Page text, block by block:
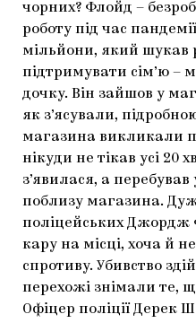
чорних? Флойд –
роботу під час
мільйони, який шукав
підтримувати сім’ю –
дочку. Він зайшов у
як з’ясували,
магазина викликали
нікуди не тікав усі 20
з’явилася, а перебував
поблизу магазина.
поліцейських Джордж
кару на місці, хоча й
спротиву. Убивство
перехожі знімали те,
Офіцер поліції Дерек